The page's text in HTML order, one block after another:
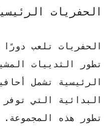
الحفريات
الحفريات تلعب
تطور الثدييات
الرئيسية تشمل
البدائية التي توفر
تطور هذه المجموعة.